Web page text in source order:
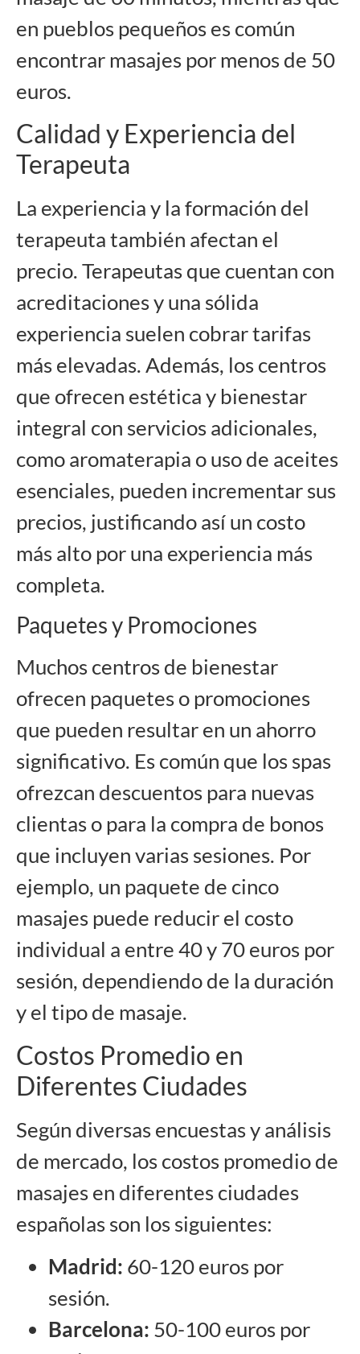
en pueblos pequeños es común
encontrar masajes por menos de 50
euros.
Calidad y Experiencia del
Terapeuta
La experiencia y la formación del
terapeuta también afectan el
precio. Terapeutas que cuentan con
acreditaciones y una sólida
experiencia suelen cobrar tarifas
más elevadas. Además, los centros
que ofrecen estética y bienestar
integral con servicios adicionales,
como aromaterapia o uso de aceites
esenciales, pueden incrementar sus
precios, justificando así un costo
más alto por una experiencia más
completa.
Paquetes y Promociones
Muchos centros de bienestar
ofrecen paquetes o promociones
que pueden resultar en un ahorro
significativo. Es común que los spas
ofrezcan descuentos para nuevas
clientas o para la compra de bonos
que incluyen varias sesiones. Por
ejemplo, un paquete de cinco
masajes puede reducir el costo
individual a entre 40 y 70 euros por
sesión, dependiendo de la duración
y el tipo de masaje.
Costos Promedio en
Diferentes Ciudades
Según diversas encuestas y análisis
de mercado, los costos promedio de
masajes en diferentes ciudades
españolas son los siguientes:
Madrid: 60-120 euros por
sesión.
Barcelona: 50-100 euros por